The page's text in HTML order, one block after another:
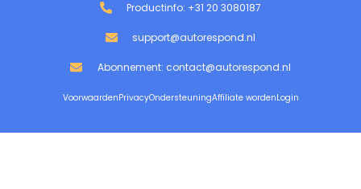
Productinfo: +31 20 3080187
support@autorespond.nl
Abonnement: contact@autorespond.nl
VoorwaardenPrivacyOndersteuningAffiliate wordenLogin